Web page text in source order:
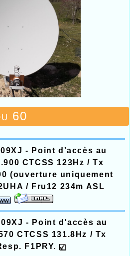
60
- Point d'accès au
CTCSS 123Hz / Tx
(ouverture uniquement
/ Fru12 234m ASL
- Point d'accès au
CTCSS 131.8Hz / Tx
F1PRY.